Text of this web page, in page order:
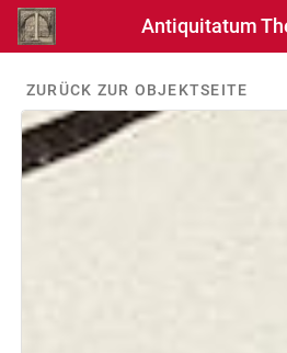
Antiquitatum
ZURÜCK ZUR OBJEKTSEITE